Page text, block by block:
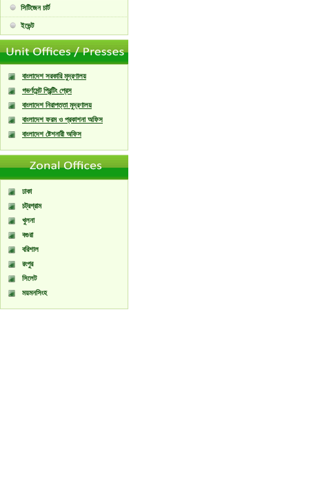
সিটিজেন চার্ট
ইভেন্ট
বাংলাদেশ সরকারি মুদ্রণালয়
গভর্ণমেন্ট প্রিন্টিং প্রেস
বাংলাদেশ নিরাপত্তা মুদ্রণালয়
বাংলাদেশ ফরম ও প্রকাশনা অফিস
বাংলাদেশ ষ্টেশনারী অফিস
ঢাকা
চট্রগ্রাম
খুলনা
বগুরা
বরিশাল
রংপুর
সিলেট
ময়মনসিংহ